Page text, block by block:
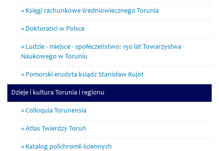
Księgi rachunkowe średniowiecznego Torunia
Doktoranci w Polsce
Ludzie - miejsce - społeczeństwo: 150 lat Towarzystwa
Naukowego w Toruniu
Pomorski erudyta ksiądz Stanisław Kujot
Dzieje i kultura Torunia i regionu
Colloquia Torunensia
Atlas Twierdzy Toruń
Katalog polichromii ściennych